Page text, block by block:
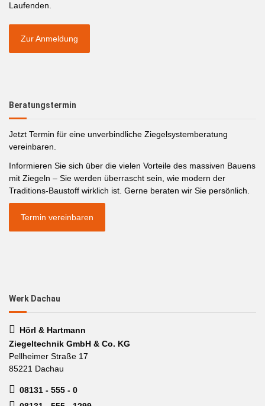
Laufenden.
Zur Anmeldung
Beratungstermin
Jetzt Termin für eine unverbindliche Ziegelsystemberatung
vereinbaren.
Informieren Sie sich über die vielen Vorteile des massiven Bauens
mit Ziegeln – Sie werden überrascht sein, wie modern der
Traditions-Baustoff wirklich ist. Gerne beraten wir Sie persönlich.
Termin vereinbaren
Werk Dachau
Hörl & Hartmann
Ziegeltechnik GmbH & Co. KG
Pellheimer Straße 17
85221 Dachau
08131 - 555 - 0